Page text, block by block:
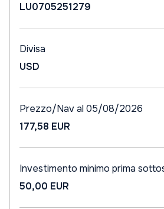
LU0705251279
Divisa
USD
Prezzo/Nav al 05/08/2026
177,58 EUR
Investimento minimo prima
50,00 EUR